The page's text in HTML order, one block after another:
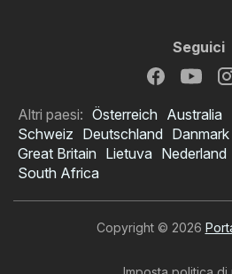
Seguici
Altri paesi: Österreich Australia
Schweiz Deutschland Danmark
Great Britain Lietuva Nederland
South Africa
Copyright © 2026